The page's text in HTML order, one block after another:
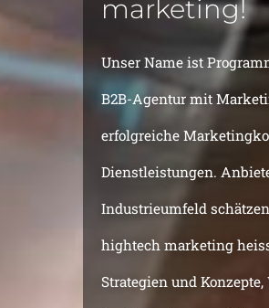
marketing!
Unser Name ist
B2B-Agentur mit
erfolgreiche
Dienstleistungen.
Industrieumfeld
hightech marketing
Strategien und